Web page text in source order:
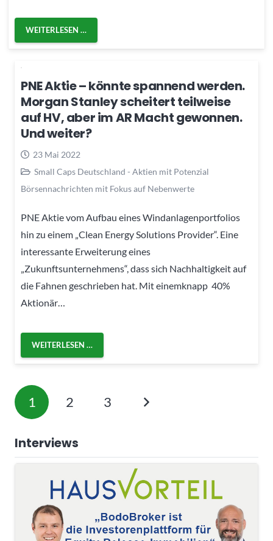
WEITERLESEN …
PNE Aktie – könnte spannend werden.
Morgan Stanley scheitert teilweise
auf HV, aber im AR Macht gewonnen.
Und weiter?
23 Mai 2022
Small Caps Deutschland - Aktien mit Potenzial
Börsennachrichten mit Fokus auf Nebenwerte
PNE Aktie vom Aufbau eines Windanlagenportfolios
hin zu einem „Clean Energy Solutions Provider“. Eine
interessante Erweiterung eines
„Zukunftsunternehmens“, dass sich Nachhaltigkeit auf
die Fahnen geschrieben hat. Mit einemknapp 40%
Aktionär…
WEITERLESEN …
1 2 3
Interviews